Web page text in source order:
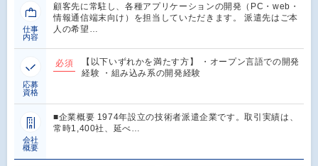
仕事
内容
顧客先に常駐し、各種アプリケーションの開発（PC・web・
情報通信端末向け）を担当していただきます。 派遣先はご本
人の希望…
応募
資格
必須
【以下いずれかを満たす方】 ・オープン言語での開発
経験 ・組み込み系の開発経験
会社
概要
■企業概要 1974年設立の技術者派遣企業です。取引実績は、
常時1,400社、延べ…